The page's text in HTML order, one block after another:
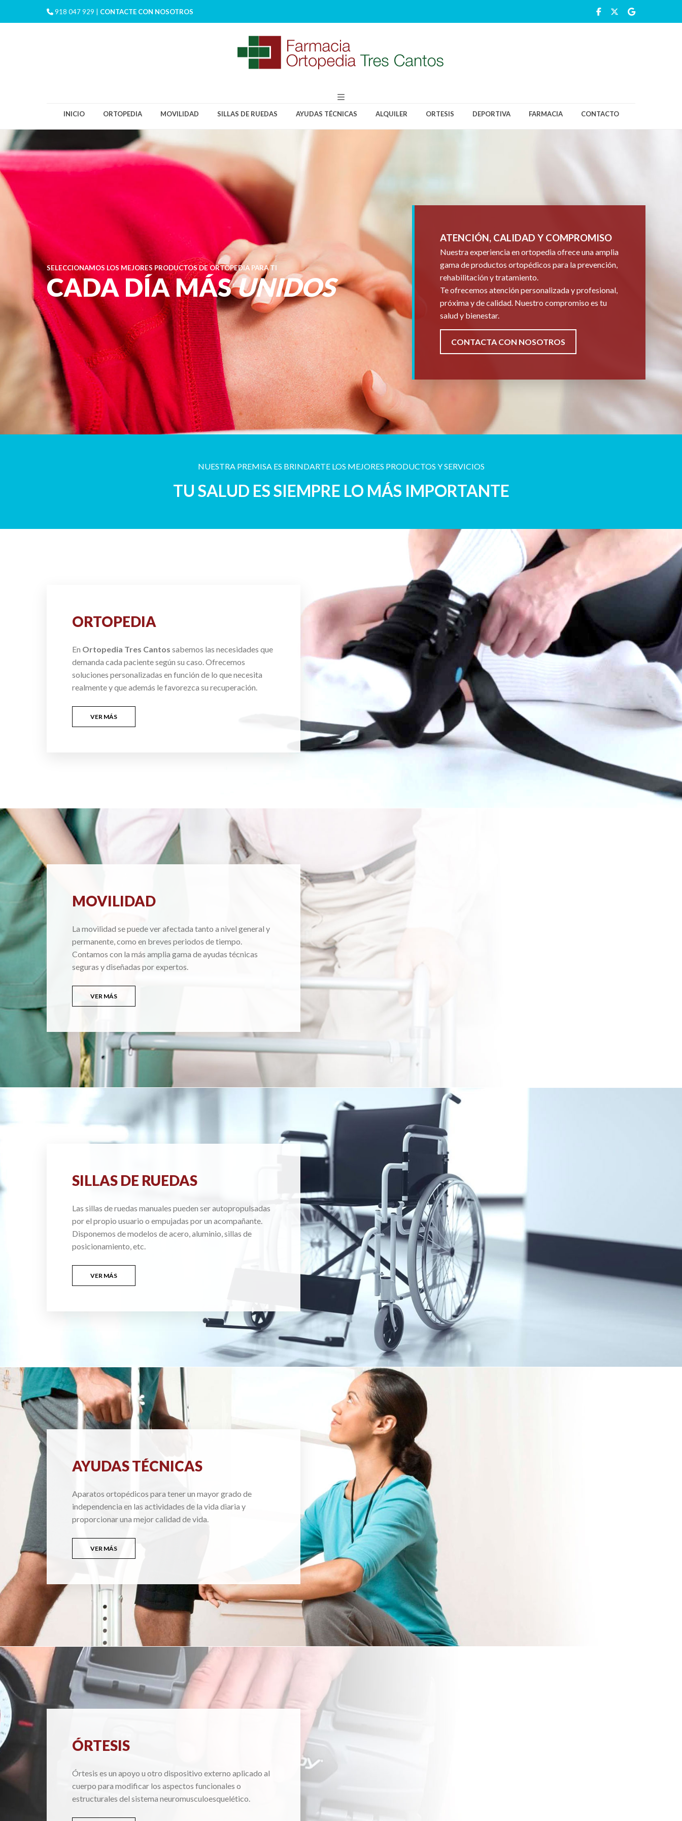
918 047 929 | CONTACTE CON NOSOTROS
INICIO ORTOPEDIA MOVILIDAD SILLAS DE RUEDAS AYUDAS TÉCNICAS ALQUILER ORTESIS DEPORTIVA FARMACIA CONTACTO
SELECCIONAMOS LOS MEJORES PRODUCTOS DE ORTOPEDIA PARA TI
CADA DÍA MÁSUNIDOS
ATENCIÓN, CALIDAD Y COMPROMISO
Nuestra experiencia en ortopedia ofrece una amplia
gama de productos ortopédicos para la prevención,
rehabilitación y tratamiento.
Te ofrecemos atención personalizada y profesional,
próxima y de calidad. Nuestro compromiso es tu
salud y bienestar.
CONTACTA CON NOSOTROS
NUESTRA PREMISA ES BRINDARTE LOS MEJORES PRODUCTOS Y SERVICIOS
TU SALUD ES SIEMPRE LO MÁS IMPORTANTE
ORTOPEDIA
En Ortopedia Tres Cantos sabemos las necesidades que
demanda cada paciente según su caso. Ofrecemos
soluciones personalizadas en función de lo que necesita
realmente y que además le favorezca su recuperación.
VER MÁS
MOVILIDAD
La movilidad se puede ver afectada tanto a nivel general y
permanente, como en breves periodos de tiempo.
Contamos con la más amplia gama de ayudas técnicas
seguras y diseñadas por expertos.
VER MÁS
SILLAS DE RUEDAS
Las sillas de ruedas manuales pueden ser autopropulsadas
por el propio usuario o empujadas por un acompañante.
Disponemos de modelos de acero, aluminio, sillas de
posicionamiento, etc.
VER MÁS
AYUDAS TÉCNICAS
Aparatos ortopédicos para tener un mayor grado de
independencia en las actividades de la vida diaria y
proporcionar una mejor calidad de vida.
VER MÁS
ÓRTESIS
Órtesis es un apoyo u otro dispositivo externo aplicado al
cuerpo para modificar los aspectos funcionales o
estructurales del sistema neuromusculoesquelético.